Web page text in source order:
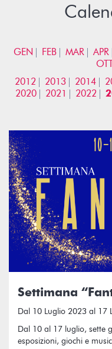
GEN FEB MAR APR
OTT
2012
2013 2014
2020
2021 2022
Settimana
Dal 10 Luglio 2023 al 17
Dal 10 al 17 luglio, sette
esposizioni, giochi e